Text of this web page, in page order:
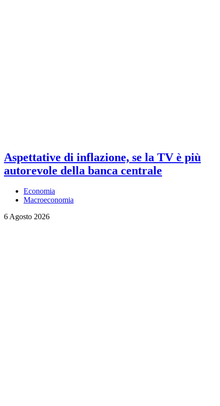
Aspettative di inflazione, se la TV è più
autorevole della banca centrale
Economia
Macroeconomia
6 Agosto 2026